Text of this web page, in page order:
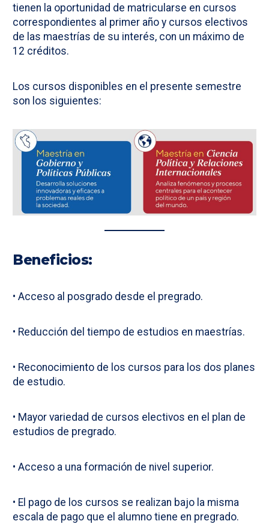
tienen la oportunidad de matricularse en cursos
correspondientes al primer año y cursos electivos
de las maestrías de su interés, con un máximo de
12 créditos.
Los cursos disponibles en el presente semestre
son los siguientes:
Beneficios:
• Acceso al posgrado desde el pregrado.
• Reducción del tiempo de estudios en maestrías.
• Reconocimiento de los cursos para los dos planes
de estudio.
• Mayor variedad de cursos electivos en el plan de
estudios de pregrado.
• Acceso a una formación de nivel superior.
• El pago de los cursos se realizan bajo la misma
escala de pago que el alumno tiene en pregrado.